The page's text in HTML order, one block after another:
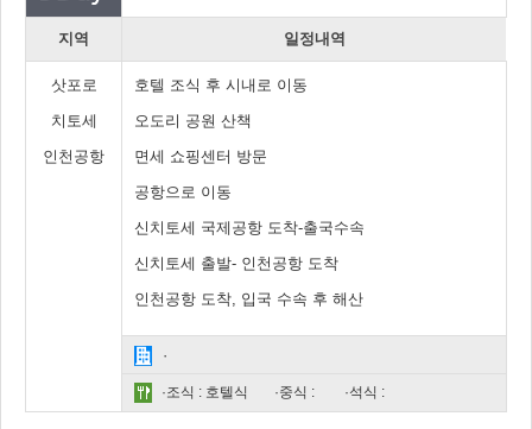
지역 일정내역
삿포로
치토세
인천공항
호텔 조식 후 시내로 이동
오도리 공원 산책
면세 쇼핑센터 방문
공항으로 이동
신치토세 국제공항 도착-출국수속
신치토세 출발- 인천공항 도착
인천공항 도착, 입국 수속 후 해산
·
·조식 : 호텔식 ·중식 : ·석식 :